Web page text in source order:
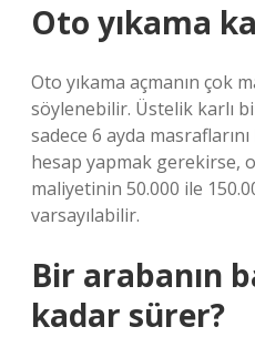
Oto yıkama
Oto yıkama açmanın çok
söylenebilir. Üstelik karlı
sadece 6 ayda
hesap yapmak gerekirse,
maliyetinin 50.000 ile
varsayılabilir.
Bir arabanın
kadar sürer?